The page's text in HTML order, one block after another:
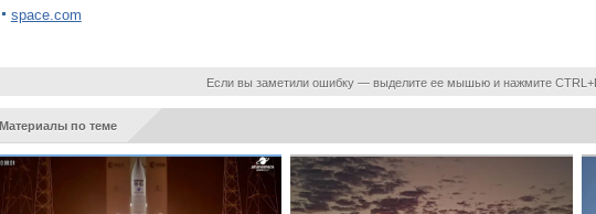
space.com
Если вы заметили ошибку — выделите ее мышью и нажмите
Материалы по теме